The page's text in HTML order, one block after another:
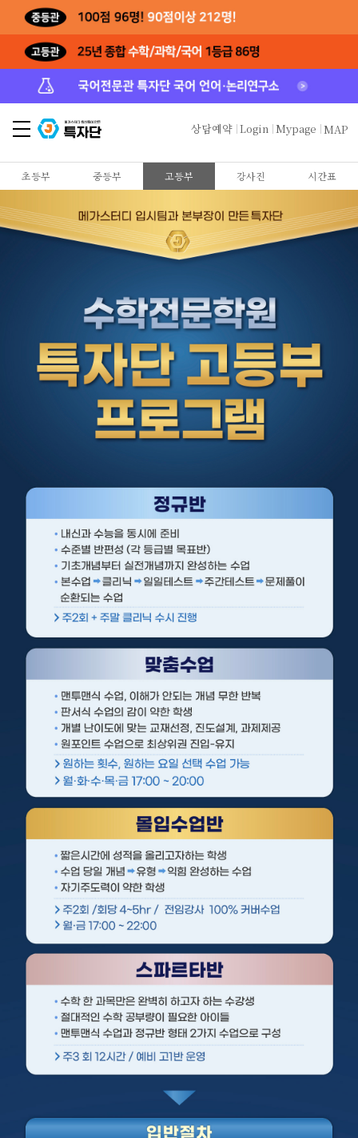
상담예약 Login Mypage MAP
초등부 중등부 고등부 강사진 시간표